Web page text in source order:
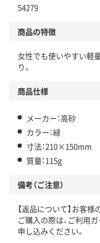
54279
商品の特徴
女性でも使いやすい軽
り。
商品仕様
メーカー：高砂
カラー：緑
寸法：210×150mm
質量：115g
備考（ご注意）
【返品について】お客
ご購入の際は、ご利用ガ
申し込みください。